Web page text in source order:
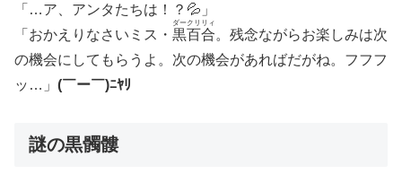
「…ア、アンタたちは！？💦」
「おかえりなさいミス・ 黒百合
ダークリリィ
。残念ながらお楽しみは次
の機会にしてもらうよ。次の機会があればだがね。フフフ
ッ…」 (￣ー￣)ﾆﾔﾘ
謎の黒髑髏